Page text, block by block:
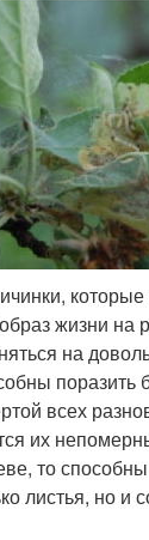
которые
жизни на
на
всех
их
то
листья, но и